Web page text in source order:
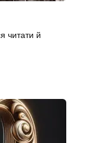
читати й